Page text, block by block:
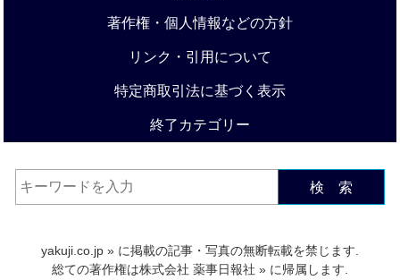
著作権・個人情報などの方針
リンク・引用について
特定商取引法に基づく表示
終了カテゴリー
検 索
yakuji.co.jp » に掲載の記事・写真の無断転載を禁じます.
総ての著作権は株式会社 薬事日報社 » に帰属します.